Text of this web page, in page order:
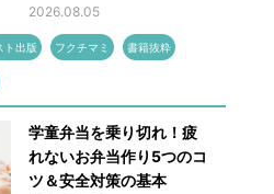
2026.08.05
ト出版 フクチマミ 書籍抜粋
学童弁当を乗り切れ！疲
れないお弁当作り5つのコ
ツ＆安全対策の基本